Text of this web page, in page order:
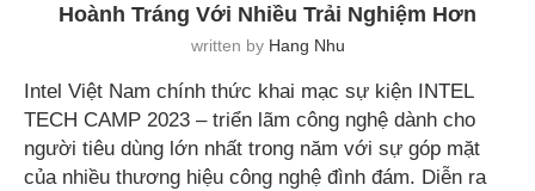
Hoành Tráng Với Nhiều Trải Nghiệm Hơn
written by Hang Nhu
Intel Việt Nam chính thức khai mạc sự kiện INTEL
TECH CAMP 2023 – triển lãm công nghệ dành cho
người tiêu dùng lớn nhất trong năm với sự góp mặt
của nhiều thương hiệu công nghệ đình đám. Diễn ra